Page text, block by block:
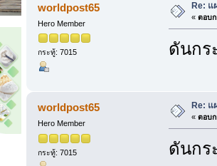
worldpost65
Hero Member
กระทู้: 7015
Re:
« ตอบก
ดันก
worldpost65
Hero Member
กระทู้: 7015
Re:
« ตอบก
ดันก